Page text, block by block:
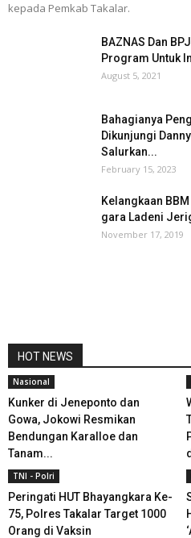
kepada Pemkab Takalar.
BAZNAS Dan
Program Untuk
August 5, 2021
Bahagianya
Dikunjungi
Salurkan...
February 15, 2023
Kelangkaan
gara Ladeni
November 17, 2019
HOT NEWS
Nasional
Kunker di Jeneponto dan
Gowa, Jokowi Resmikan
Bendungan Karalloe dan
Tanam...
TNI - Polri
Peringati HUT Bhayangkara Ke-
75, Polres Takalar Target 1000
Orang di Vaksin